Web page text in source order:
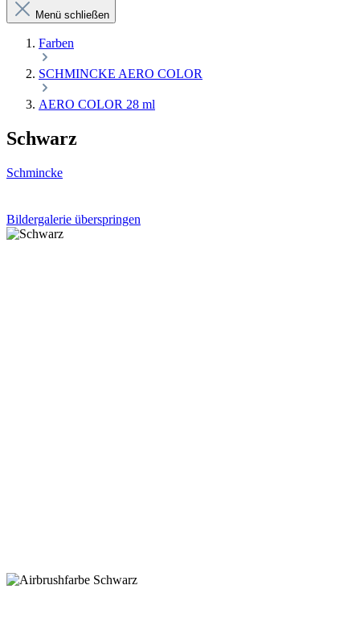
Menü schließen
Farben
SCHMINCKE AERO COLOR
AERO COLOR 28 ml
Schwarz
Schmincke
Bildergalerie überspringen